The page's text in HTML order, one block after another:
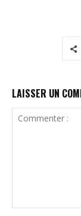
LAISSER UN